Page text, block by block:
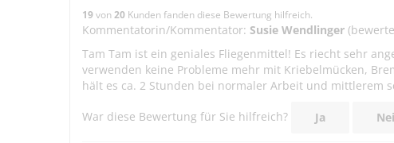
19von20 Kunden fanden diese Bewertung hilfreich.
Kommentatorin/Kommentator: Susie Wendlinger
Tam Tam ist ein geniales Fliegenmittel! Es riecht sehr
verwenden keine Probleme mehr mit Kriebelmücken,
hält es ca. 2 Stunden bei normaler Arbeit und mittlerem
War diese Bewertung für Sie hilfreich? Ja